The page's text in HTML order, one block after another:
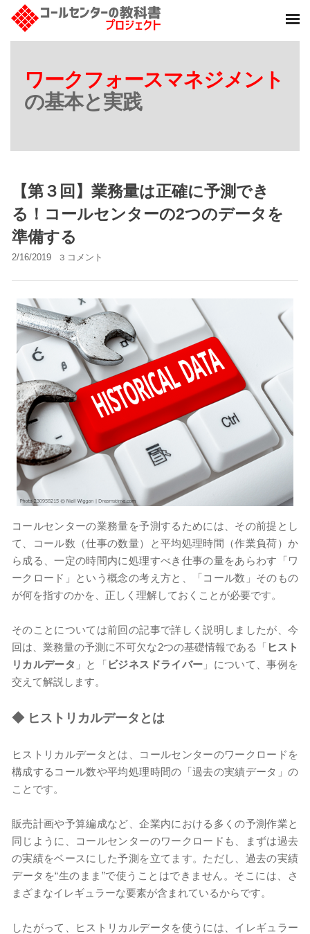
ワークフォースマネジメント
の基本と実践
【第３回】業務量は正確に予測でき
る！コールセンターの2つのデータを
準備する
2/16/2019 3 コメント
コールセンターの業務量を予測するためには、その前提とし
て、コール数（仕事の数量）と平均処理時間（作業負荷）か
ら成る、一定の時間内に処理すべき仕事の量をあらわす「ワ
ークロード」という概念の考え方と、「コール数」そのもの
が何を指すのかを、正しく理解しておくことが必要です。
そのことについては前回の記事で詳しく説明しましたが、今
回は、業務量の予測に不可欠な2つの基礎情報である「 ヒスト
リカルデータ 」と「 ビジネスドライバー 」について、事例を
交えて解説します。
◆ ヒストリカルデータとは
ヒストリカルデータとは、コールセンターのワークロードを
構成するコール数や平均処理時間の「過去の実績データ」の
ことです。
販売計画や予算編成など、企業内における多くの予測作業と
同じように、コールセンターのワークロードも、まずは過去
の実績をベースにした予測を立てます。ただし、過去の実績
データを“生のまま”で使うことはできません。そこには、さ
まざまなイレギュラーな要素が含まれているからです。
したがって、ヒストリカルデータを使うには、イレギュラー